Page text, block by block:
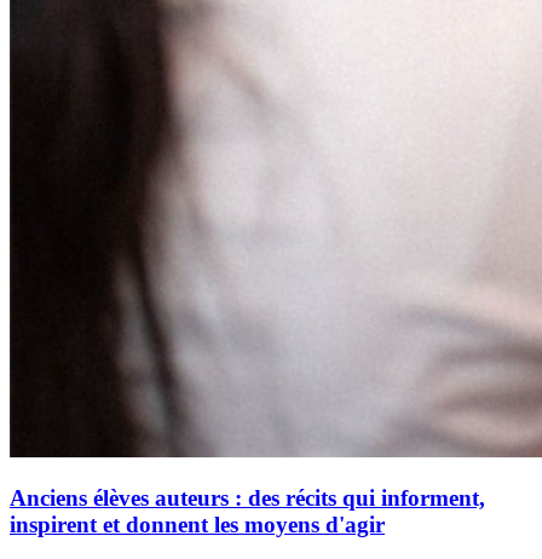
Anciens élèves auteurs : des récits qui informent,
inspirent et donnent les moyens d'agir